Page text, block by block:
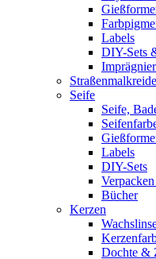
Labels
DIY-Sets
Seife
Seife,
Labels
DIY-Sets
Bücher
Kerzen
Dochte &